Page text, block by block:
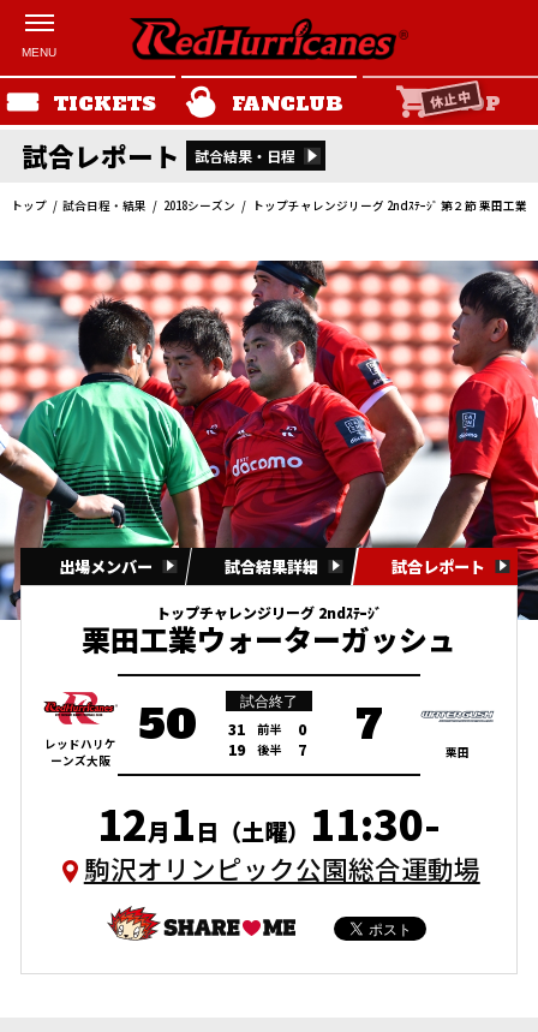
TICKETS FANCLUB SHOP
休止中
試合レポート 試合結果・日程
トップ 試合日程・結果 2018シーズン トップチャレンジリーグ 2ndｽﾃｰｼﾞ 第２節 栗田工業
出場メンバー 試合結果詳細 試合レポート
トップチャレンジリーグ 2ndｽﾃｰｼﾞ
栗田工業ウォーターガッシュ
レッドハリケ
ーンズ大阪
50 試合終了
31 前半
0
19
後半 7 7 栗田
12月 1日（土曜） 11:30-
駒沢オリンピック公園総合運動場